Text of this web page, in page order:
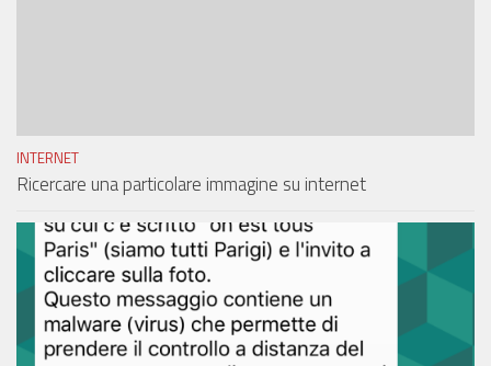
INTERNET
Ricercare una particolare immagine su internet